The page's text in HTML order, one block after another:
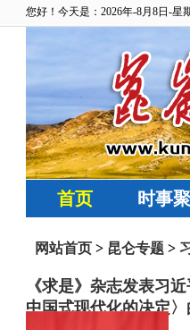
您好！今天是：2026年-8月8日-星
首页 时事
网站首页 > 昆仑专题 >
《求是》杂志发表习
中国式现代化的决定〉